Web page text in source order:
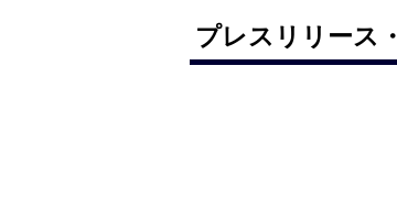
プレスリリース